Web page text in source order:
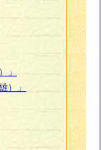
」
）」